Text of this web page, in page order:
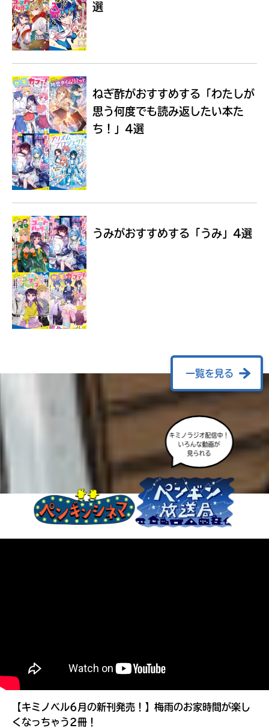
Loading...
選
ねぎ酢がおすすめする 「わたしが
思う何度でも読み返したい本た
ち！」4選
うみがおすすめする 「うみ」4選
一覧を見る
キミノラジオ配信中！
いろんな動画が
見られる
【キミノベル6月の新刊発売！】梅雨のお家時間が楽し
くなっちゃう2冊！
容
も
度
み
て
ね
る